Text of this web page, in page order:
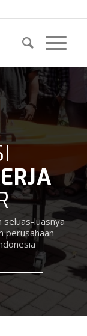
seluas-luasnya
perusahaan